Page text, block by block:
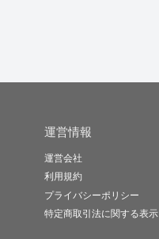
運営情報
運営会社
利用規約
プライバシーポリシー
特定商取引法に関する表示